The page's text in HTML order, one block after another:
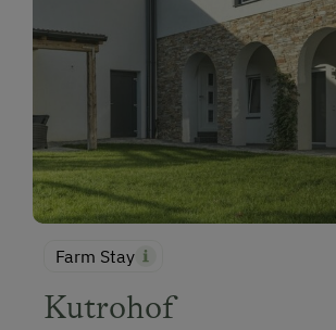
Farm Stay
Kutrohof